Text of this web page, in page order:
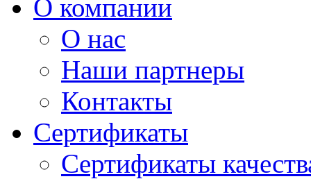
О компании
О нас
Наши партнеры
Контакты
Сертификаты
Сертификаты